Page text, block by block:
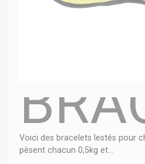
Voici des bracelets lestés pour
pèsent chacun 0,5kg et...